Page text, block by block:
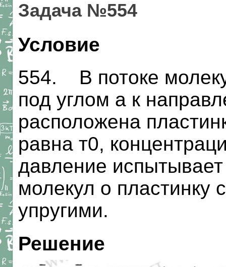
Задача №554
Условие
554. В потоке
под углом а к
расположена
равна т0,
давление
молекул о пластинку
упругими.
Решение